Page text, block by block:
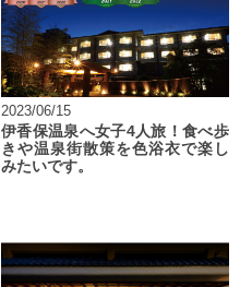
2023/06/15
伊香保温泉へ女子4人旅！食べ歩
きや温泉街散策を色浴衣で楽し
みたいです。